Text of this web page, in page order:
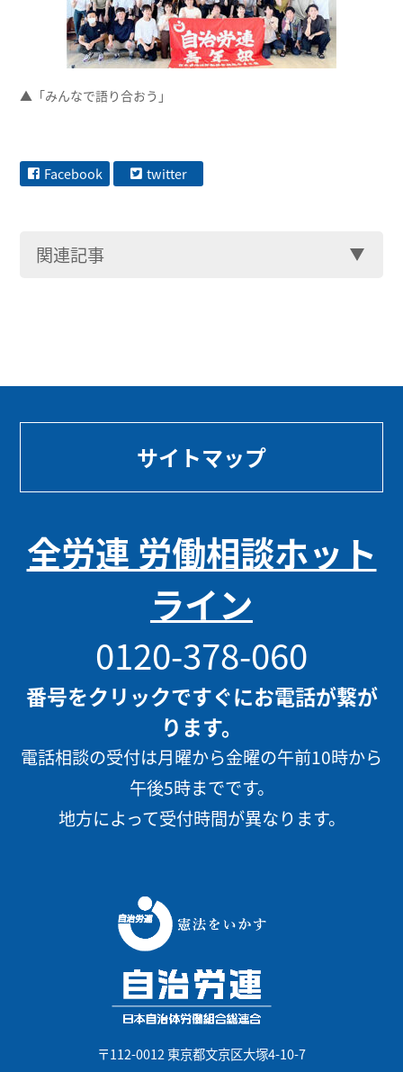
▲「みんなで語り合おう」
Facebook twitter
関連記事
サイトマップ
全労連 労働相談ホット
ライン
0120-378-060
番号をクリックですぐにお電話が繋が
ります。
電話相談の受付は月曜から金曜の午前10時から
午後5時までです。
地方によって受付時間が異なります。
〒112-0012 東京都文京区大塚4-10-7